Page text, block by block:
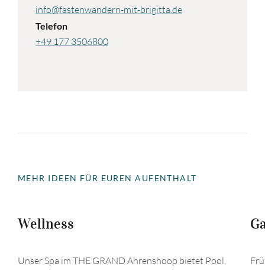
info@fastenwandern-mit-brigitta.de
Telefon
+49 177 3506800
MEHR IDEEN FÜR EUREN AUFENTHALT
Wellness
Unser Spa im THE GRAND Ahrenshoop bietet Pool,